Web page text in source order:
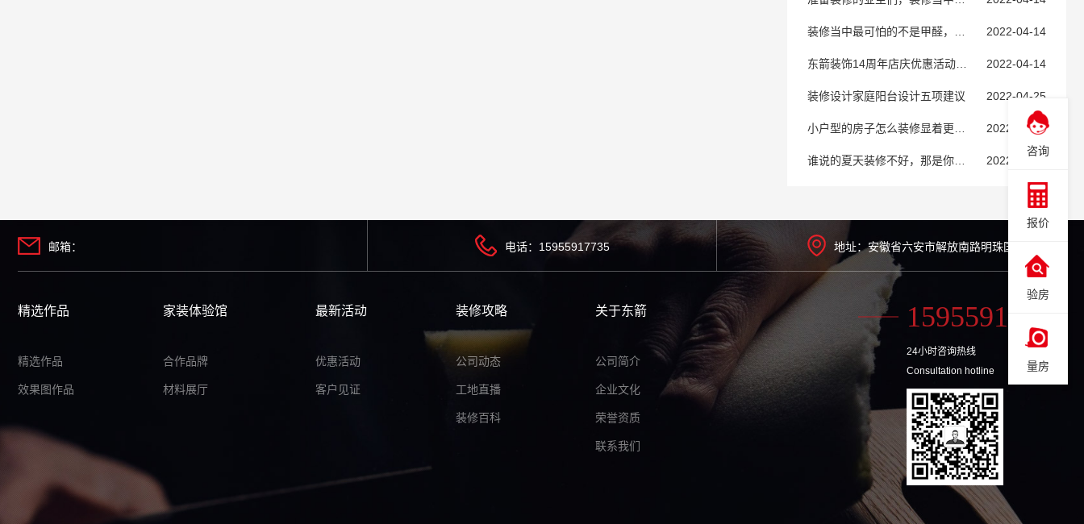
装修当中最可怕的不是甲醛，而是电辐射，你有知道多少？ 2022-04-14
东箭装饰14周年店庆优惠活动火爆进行时 2022-04-14
装修设计家庭阳台设计五项建议 2022-04-25
小户型的房子怎么装修显着更加大！更加敞亮！ 2022-04-25
谁说的夏天装修不好，那是你没有找对方法。 2022-04-25
邮箱： 电话：15955917735 地址：安徽省六安市解放南路明珠国际城5号楼
精选作品
精选作品
效果图作品
家装体验馆
合作品牌
材料展厅
最新活动
优惠活动
客户见证
装修攻略
公司动态
工地直播
装修百科
关于东箭
公司简介
企业文化
荣誉资质
联系我们
15955917735
24小时咨询热线
Consultation hotline
咨询
报价
验房
量房